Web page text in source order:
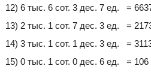
12) 6 тыс. 6 сот. 3 дес. 7 ед. =
13) 2 тыс. 1 сот. 7 дес. 3 ед. =
14) 3 тыс. 1 сот. 1 дес. 3 ед. =
15) 0 тыс. 1 сот. 0 дес. 6 ед. = 106